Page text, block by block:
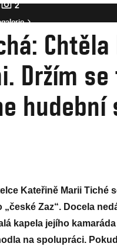
2
Chtěla
Držím
hudební
Kateřině Marii Tiché
Zaz“. Docela
kapela jejího
na spolupráci.